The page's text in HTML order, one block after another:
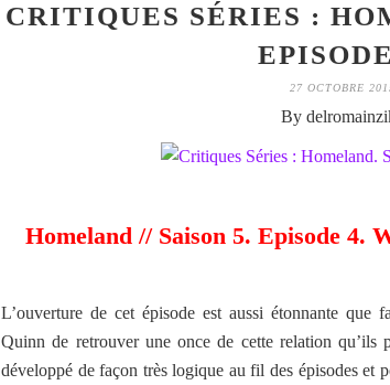
CRITIQUES SÉRIES :
27 OCTOBRE
By
Homeland // Saison 5. Episode 4.
L’ouverture de cet épisode est aussi étonnante que
Quinn de retrouver une once de cette relation qu’ils
développé de façon très logique au fil des épisodes et